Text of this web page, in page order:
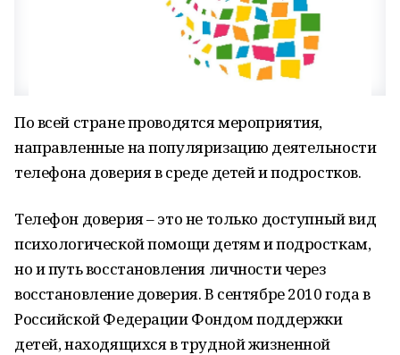
По всей стране проводятся мероприятия,
направленные на популяризацию деятельности
телефона доверия в среде детей и подростков.
Телефон доверия – это не только доступный вид
психологической помощи детям и подросткам,
но и путь восстановления личности через
восстановление доверия. В сентябре 2010 года в
Российской Федерации Фондом поддержки
детей, находящихся в трудной жизненной